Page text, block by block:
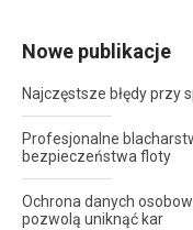
Nowe publikacje
Najczęstsze błędy przy
Profesjonalne
bezpieczeństwa floty
Ochrona danych
pozwolą uniknąć kar